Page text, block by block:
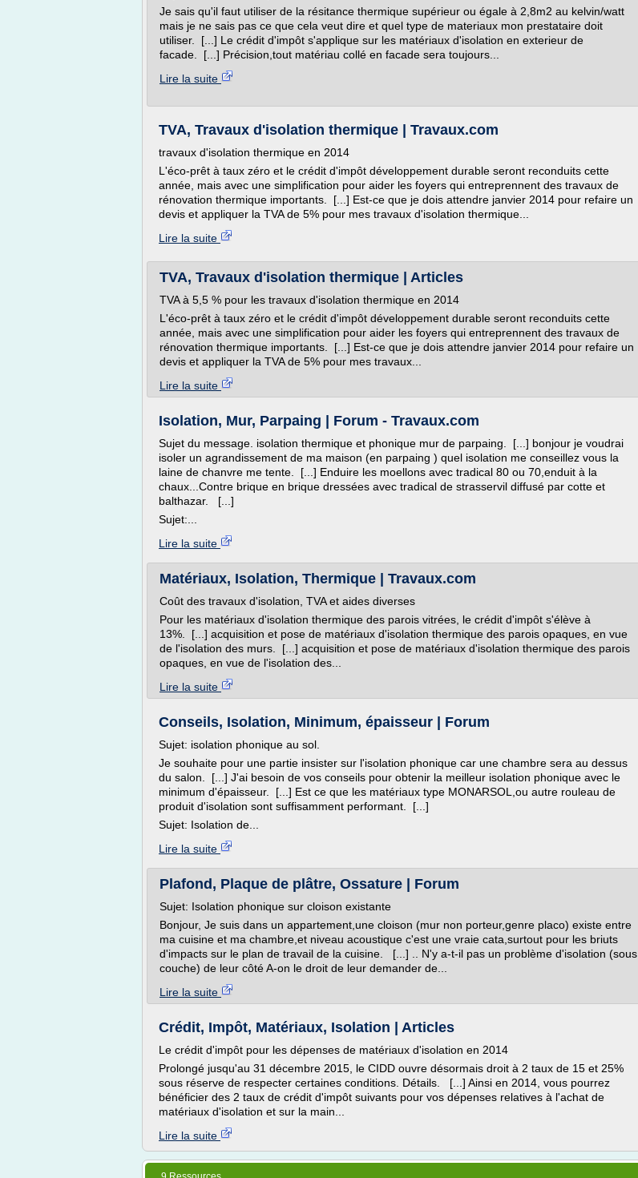
Je sais qu'il faut utiliser de la résitance thermique supérieur ou égale à 2,8m2 au kelvin/watt
mais je ne sais pas ce que cela veut dire et quel type de materiaux mon prestataire doit
utiliser. [...] Le crédit d'impôt s'applique sur les matériaux d'isolation en exterieur de
facade. [...] Précision,tout matériau collé en facade sera toujours...
Lire la suite
TVA, Travaux d'isolation thermique | Travaux.com
travaux d'isolation thermique en 2014
L'éco-prêt à taux zéro et le crédit d'impôt développement durable seront reconduits cette
année, mais avec une simplification pour aider les foyers qui entreprennent des travaux de
rénovation thermique importants. [...] Est-ce que je dois attendre janvier 2014 pour refaire un
devis et appliquer la TVA de 5% pour mes travaux d'isolation thermique...
Lire la suite
TVA, Travaux d'isolation thermique | Articles
TVA à 5,5 % pour les travaux d'isolation thermique en 2014
L'éco-prêt à taux zéro et le crédit d'impôt développement durable seront reconduits cette
année, mais avec une simplification pour aider les foyers qui entreprennent des travaux de
rénovation thermique importants. [...] Est-ce que je dois attendre janvier 2014 pour refaire un
devis et appliquer la TVA de 5% pour mes travaux...
Lire la suite
Isolation, Mur, Parpaing | Forum - Travaux.com
Sujet du message. isolation thermique et phonique mur de parpaing. [...] bonjour je voudrai
isoler un agrandissement de ma maison (en parpaing ) quel isolation me conseillez vous la
laine de chanvre me tente. [...] Enduire les moellons avec tradical 80 ou 70,enduit à la
chaux...Contre brique en brique dressées avec tradical de strasservil diffusé par cotte et
balthazar. [...]
Sujet:...
Lire la suite
Matériaux, Isolation, Thermique | Travaux.com
Coût des travaux d'isolation, TVA et aides diverses
Pour les matériaux d'isolation thermique des parois vitrées, le crédit d'impôt s'élève à
13%. [...] acquisition et pose de matériaux d'isolation thermique des parois opaques, en vue
de l'isolation des murs. [...] acquisition et pose de matériaux d'isolation thermique des parois
opaques, en vue de l'isolation des...
Lire la suite
Conseils, Isolation, Minimum, épaisseur | Forum
Sujet: isolation phonique au sol.
Je souhaite pour une partie insister sur l'isolation phonique car une chambre sera au dessus
du salon. [...] J'ai besoin de vos conseils pour obtenir la meilleur isolation phonique avec le
minimum d'épaisseur. [...] Est ce que les matériaux type MONARSOL,ou autre rouleau de
produit d'isolation sont suffisamment performant. [...]
Sujet: Isolation de...
Lire la suite
Plafond, Plaque de plâtre, Ossature | Forum
Sujet: Isolation phonique sur cloison existante
Bonjour, Je suis dans un appartement,une cloison (mur non porteur,genre placo) existe entre
ma cuisine et ma chambre,et niveau acoustique c'est une vraie cata,surtout pour les briuts
d'impacts sur le plan de travail de la cuisine. [...] .. N'y a-t-il pas un problème d'isolation (sous
couche) de leur côté A-on le droit de leur demander de...
Lire la suite
Crédit, Impôt, Matériaux, Isolation | Articles
Le crédit d'impôt pour les dépenses de matériaux d'isolation en 2014
Prolongé jusqu'au 31 décembre 2015, le CIDD ouvre désormais droit à 2 taux de 15 et 25%
sous réserve de respecter certaines conditions. Détails. [...] Ainsi en 2014, vous pourrez
bénéficier des 2 taux de crédit d'impôt suivants pour vos dépenses relatives à l'achat de
matériaux d'isolation et sur la main...
Lire la suite